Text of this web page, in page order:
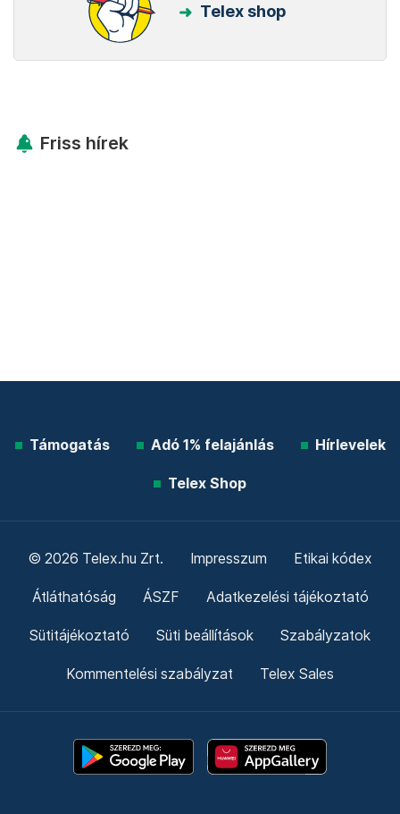
Telex shop
Friss hírek
Támogatás Adó 1% felajánlás Hírlevelek
Telex Shop
© 2026 Telex.hu Zrt. Impresszum Etikai kódex
Átláthatóság ÁSZF Adatkezelési tájékoztató
Sütitájékoztató Süti beállítások Szabályzatok
Kommentelési szabályzat Telex Sales